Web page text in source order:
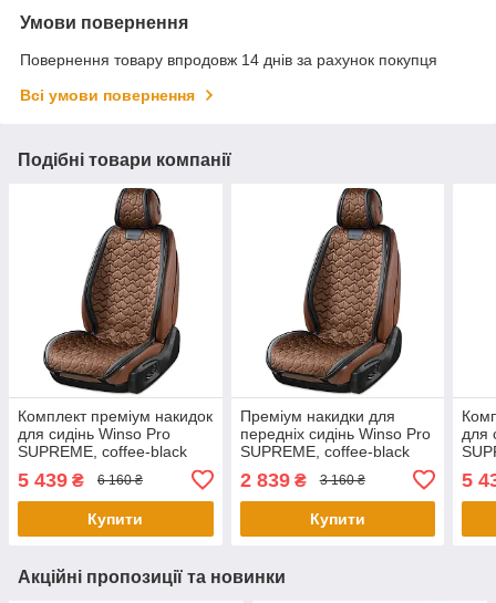
Умови повернення
Повернення товару впродовж 14 днів за рахунок покупця
Всі умови повернення
Подібні товари компанії
Комплект преміум накидок
для сидінь Winso Pro
SUPREME, coffee-black
5 439 ₴ 6 160 ₴
Купити
Преміум накидки для
передніх сидінь Winso Pro
SUPREME, coffee-black
2 839₴ 3 160 ₴
Купити
для
5
Акційні пропозиції та новинки